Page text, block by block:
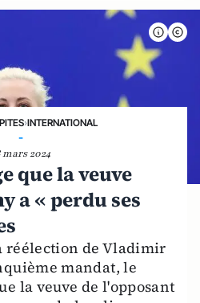
›INTERNATIONAL
-
mars 2024
que la veuve
a « perdu ses
réélection de Vladimir
mandat, le
la veuve de l'opposant